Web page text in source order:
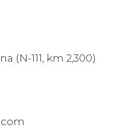
(N-111, km 2,300)